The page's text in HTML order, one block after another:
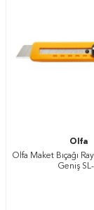
Olfa
Olfa Maket Bıçağı
Geniş SL-